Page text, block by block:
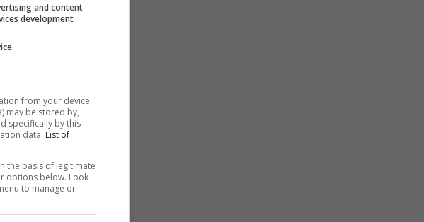
in tutto e
di
utilizzare
and content
development
from your device
may be stored by,
specifically by this
data. List of
the basis of legitimate
options below. Look
to manage or